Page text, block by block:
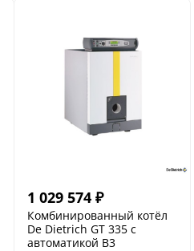
1 029 574 ₽
Комбинированный котёл
De Dietrich GT 335 с
автоматикой B3